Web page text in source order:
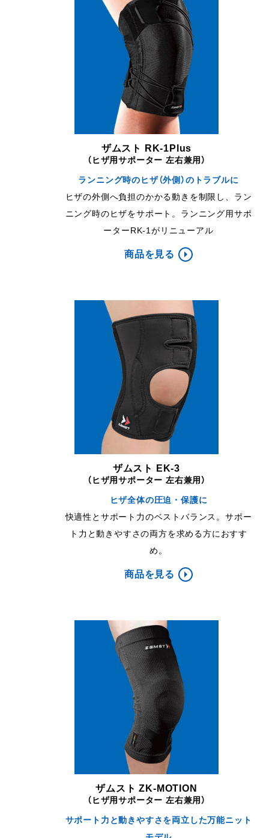
ザムスト RK-1Plus
（ヒザ用サポーター 左右兼用）
ランニング時のヒザ（外側）のトラブルに
ヒザの外側へ負担のかかる動きを制限し、ラン
ニング時のヒザをサポート。ランニング用サポ
ーターRK-1がリニューアル
商品を見る
ザムスト EK-3
（ヒザ用サポーター 左右兼用）
ヒザ全体の圧迫・保護に
快適性とサポート力のベストバランス。サポー
ト力と動きやすさの両方を求める方におすす
め。
商品を見る
ザムスト ZK-MOTION
（ヒザ用サポーター 左右兼用）
サポート力と動きやすさを両立した万能ニット